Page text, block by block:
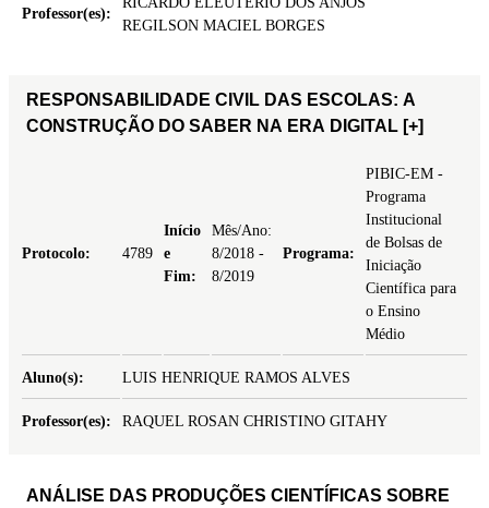
Professor(es):
REGILSON MACIEL BORGES
RESPONSABILIDADE CIVIL DAS ESCOLAS: A
CONSTRUÇÃO DO SABER NA ERA DIGITAL [+]
Protocolo: 4789
Início
e
Fim:
Mês/Ano:
8/2018 -
8/2019
Programa:
PIBIC-EM -
Programa
Institucional
de Bolsas de
Iniciação
Científica para
o Ensino
Médio
Aluno(s): LUIS HENRIQUE RAMOS ALVES
Professor(es): RAQUEL ROSAN CHRISTINO GITAHY
ANÁLISE DAS PRODUÇÕES CIENTÍFICAS SOBRE